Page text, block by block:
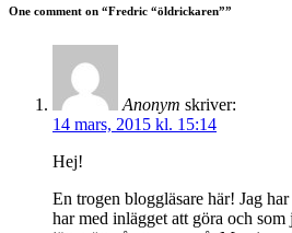
One comment on “Fredric “öldrickaren””
Anonym skriver:
14 mars, 2015 kl. 15:14
Hej!
En trogen bloggläsare här! Jag
har med inlägget att göra och